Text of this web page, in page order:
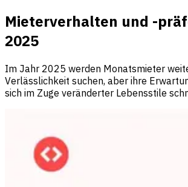
Mieterverhalten und -
2025
Im Jahr 2025 werden Monatsmieter
Verlässlichkeit suchen, aber ihre
sich im Zuge veränderter Lebensstile